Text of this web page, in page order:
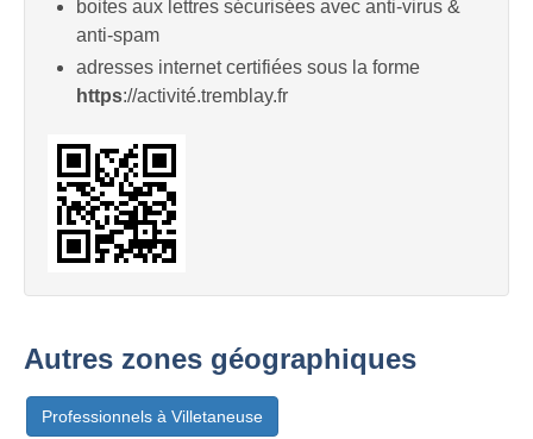
boites aux lettres sécurisées avec anti-virus &
anti-spam
adresses internet certifiées sous la forme
https://activité.tremblay.fr
Autres zones géographiques
Professionnels à Villetaneuse